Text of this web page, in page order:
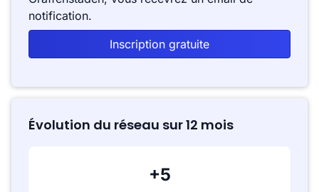
notification.
Inscription gratuite
Évolution du réseau sur 12 mois
+5